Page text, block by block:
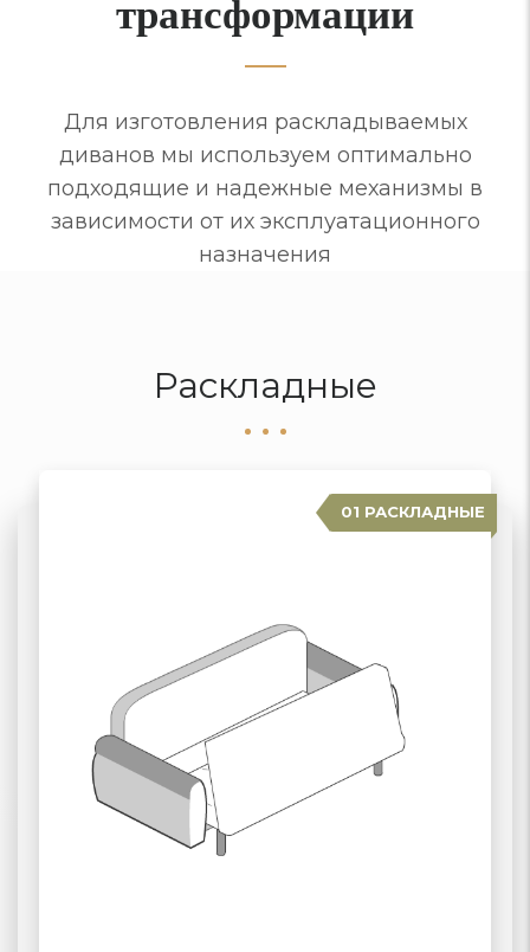
Для изготовления раскладываемых
диванов мы используем оптимально
подходящие и надежные механизмы в
зависимости от их эксплуатационного
назначения
Раскладные
01 РАСКЛАДНЫЕ